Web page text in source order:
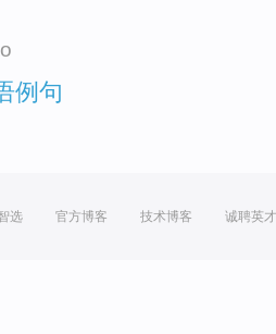
例句
选 官方博客 技术博客 诚聘英才